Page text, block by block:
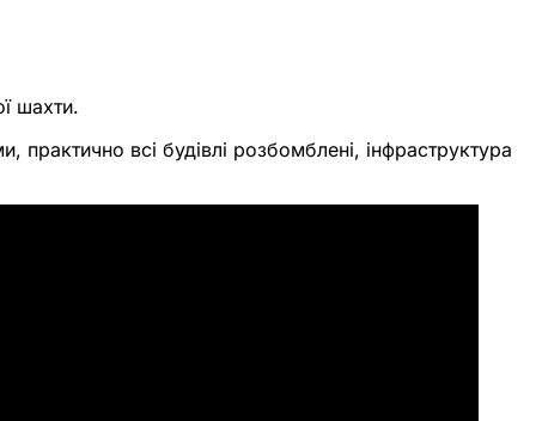
шахти.
практично всі будівлі розбомблені, інфраструктура